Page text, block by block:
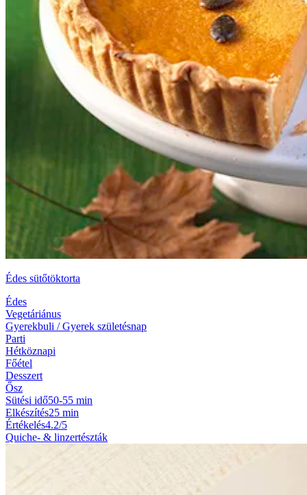
Édes sütőtöktorta
Édes
Vegetáriánus
Gyerekbuli / Gyerek születésnap
Parti
Hétköznapi
Főétel
Desszert
Ősz
Sütési idő50-55 min
Elkészítés25 min
Értékelés4.2/5
Quiche- & linzertészták